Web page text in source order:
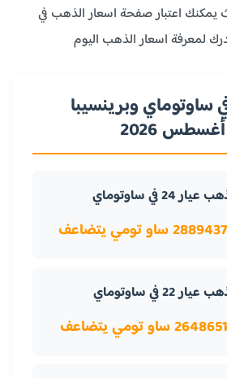
حيث يمكنك اعتبار صفحة اسعار الذهب في
لمعرفة اسعار الذهب اليوم
وبرينسيبا
سعر جرام الذهب عيار 24 في ساوتوماي
2889437 ساو تومي يتضاعف
سعر جرام الذهب عيار 22 في ساوتوماي
2648651 ساو تومي يتضاعف